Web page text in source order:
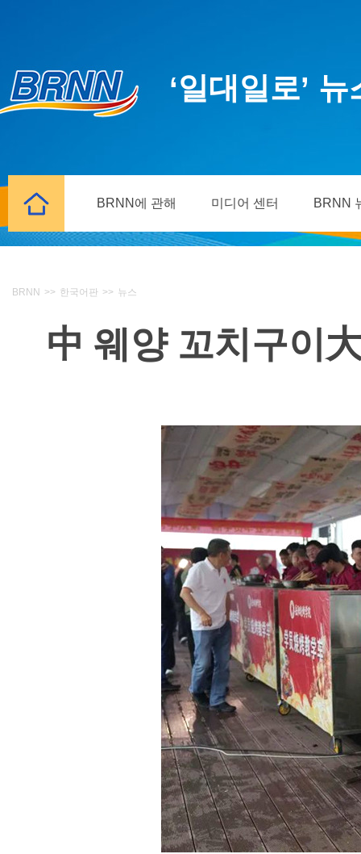
‘일대일로’
BRNN에 관해 미디어 센터 BRNN
BRNN >> 한국어판 >> 뉴스
中 웨양 꼬치구이